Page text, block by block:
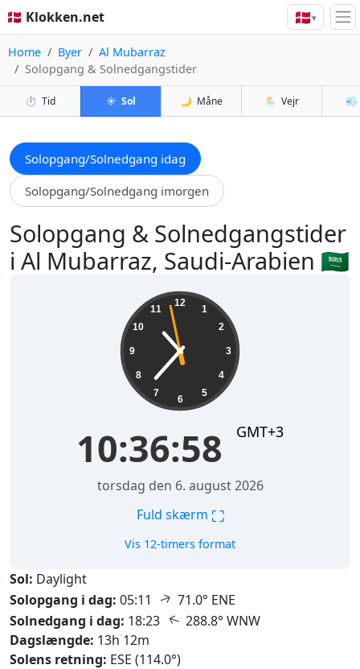
🇩🇰 Klokken.net 🇩🇰▾
Home Byer
Al Mubarraz
Solopgang & Solnedgangstider
⏱️ Tid ☀️ Sol 🌙 Måne 🌦️ Vejr 💨
Solopgang/Solnedgang idag
Solopgang/Solnedgang imorgen
Solopgang & Solnedgangstider
i Al Mubarraz, Saudi-Arabien 🇸🇦
12
1
2
3
4
5
6
7
8
9
10
11
10:36:59 GMT+3
torsdag den 6. august 2026
Fuld skærm ⛶
Vis 12-timers format
Sol: Daylight
Solopgang i dag: 05:11 ↑ 71.0° ENE
Solnedgang i dag: 18:23 ↑ 288.8° WNW
Dagslængde: 13h 12m
Solens retning: ESE (114.0°)